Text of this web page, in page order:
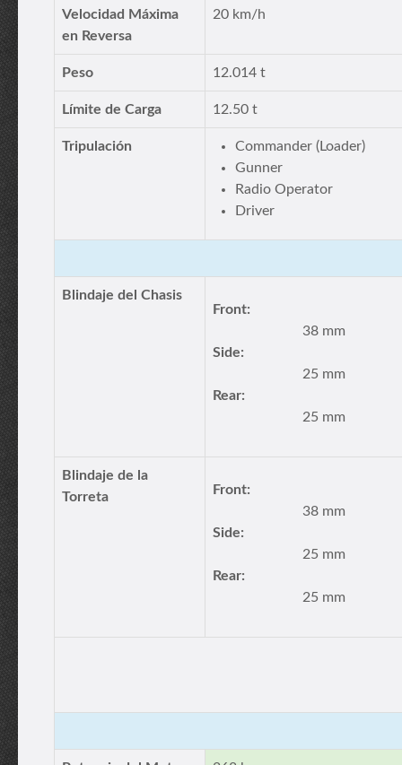
Velocidad Máxima
en Reversa
20 km/h
Peso 12.014 t
Límite de Carga 12.50 t
Tripulación
Commander (Loader)
Gunner
Radio Operator
Driver
Blindaje del Chasis
Front:
38 mm
Side:
25 mm
Rear:
25 mm
Blindaje de la
Torreta
Front:
38 mm
Side:
25 mm
Rear:
25 mm